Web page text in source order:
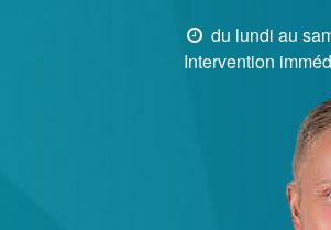
du lundi au
Intervention